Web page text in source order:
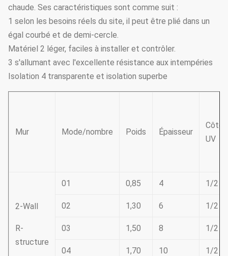
chaude. Ses caractéristiques sont comme suit :
1 selon les besoins réels du site, il peut être plié dans un
égal courbé et de demi-cercle.
Matériel 2 léger, faciles à installer et contrôler.
3 s'allumant avec l'excellente résistance aux intempéries
Isolation 4 transparente et isolation superbe
Mur Mode/nombre Poids Épaisseur
Côté
UV
2-Wall
R-
structure
01 0,85 4 1/2
02 1,30 6 1/2
03 1,50 8 1/2
04 1,70 10 1/2